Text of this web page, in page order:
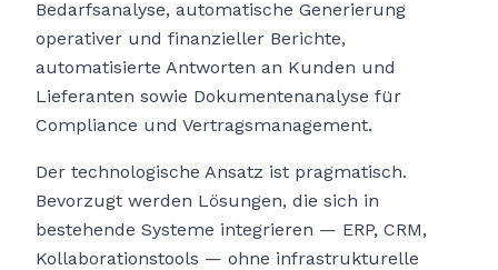
Bedarfsanalyse, automatische Generierung
operativer und finanzieller Berichte,
automatisierte Antworten an Kunden und
Lieferanten sowie Dokumentenanalyse für
Compliance und Vertragsmanagement.
Der technologische Ansatz ist pragmatisch.
Bevorzugt werden Lösungen, die sich in
bestehende Systeme integrieren — ERP, CRM,
Kollaborationstools — ohne infrastrukturelle